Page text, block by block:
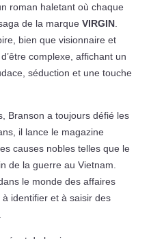
roman haletant où chaque
de la marque VIRGIN.
bien que visionnaire et
complexe, affichant un
séduction et une touche
Branson a toujours défié les
il lance le magazine
causes nobles telles que le
de la guerre au Vietnam.
le monde des affaires
identifier et à saisir des